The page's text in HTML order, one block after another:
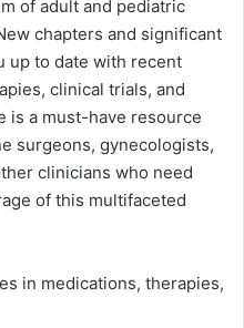
of adult and pediatric
chapters and significant
up to date with recent
clinical trials, and
is a must-have resource
surgeons, gynecologists,
clinicians who need
of this multifaceted
in medications, therapies,